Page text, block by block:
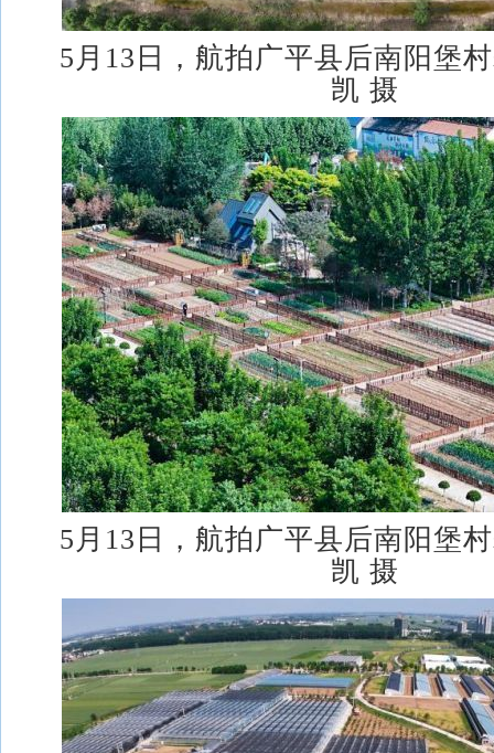
5月13日，航拍广平县后南阳堡
凯 摄
5月13日，航拍广平县后南阳堡
凯 摄